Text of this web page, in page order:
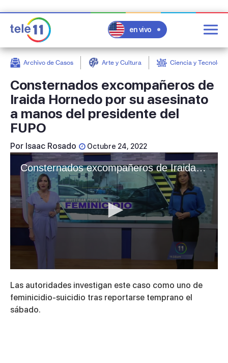
en vivo
Archivo de Casos Arte y Cultura Ciencia y
Consternados excompañeros de
Iraida Hornedo por su asesinato
a manos del presidente del
FUPO
Por Isaac Rosado Octubre 24, 2022
Consternados excompañeros de Iraida Hornedo por su asesinato a manos del presidente del FUPO
seconds
of
3
minutes,
58
Las autoridades investigan este caso como uno de
feminicidio-suicidio tras reportarse temprano el
sábado.
post